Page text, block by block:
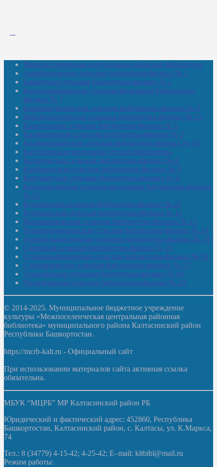
Межпоселенческая центральная районная библиотека
Амзибашевская сельская библиотека-филиал № 1
Бабаевская сельская библиотека-филиал № 2
Большекачаковская сельская модельная библиотека-
филиал № 7
Большекуразовская сельская библиотека-филиал № 3
Верхнетыхтемская сельская библиотека-филиал № 15
Калегинская сельская библиотека-филиал № 6
Калмашевская сельская библиотека-филиал № 5
Калмиябашевская сельская библиотека-филиал № 13
Калтасинская модельная детская библиотека
Кельтеевская сельская библиотека-филиал № 8
Киебаковская сельская библиотека-филиал № 9
Кокушевская сельская библиотека-филиал № 4
Краснохолмская сельская модельная библиотека-филиал
№ 21
Кутеремская сельская библиотека-филиал № 22
Кучашевская сельская библиотека-филиал № 11
Малокачаковская сельская библиотека-филиал № 12
Нижнекачмашевская сельская библиотека-филиал № 14
Новокильбахтинская сельская библиотека-филиал № 19
Сазовская сельская библиотека-филиал № 20
Староорьебашевская сельская библиотека-филиал № 16
Старояшевская сельская библиотека-филиал № 17
Тюльдинская сельская библиотека-филиал № 18
Чилибеевская сельская библиотека-филиал № 10
© 2014-2025. Муниципальное бюджетное учреждение
культуры «Межпоселенческая центральная районная
библиотека» муниципального района Калтасинский район
Республики Башкортостан.
https://mcrb-kalt.ru - Официальный сайт
При использовании материалов сайта активная ссылка
обязательна.
МБУК “МЦРБ” МР Калтасинский район РБ
Юридический и фактический адрес: 452860, Республика
Башкортостан, Калтасинский район, с. Калтасы, ул. К.Маркса,
74
Тел.: 8 (34779) 4-15-42; 4-25-42; E–mail: kltbibl@mail.ru
Режим работы: